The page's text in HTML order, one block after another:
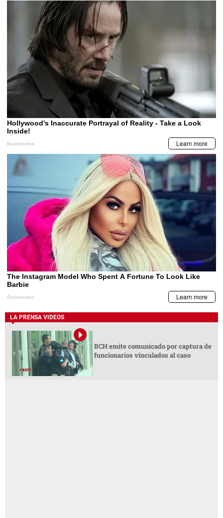
LA PRENSA VIDEOS
BCH emite comunicado por captura de
funcionarios vinculados al caso